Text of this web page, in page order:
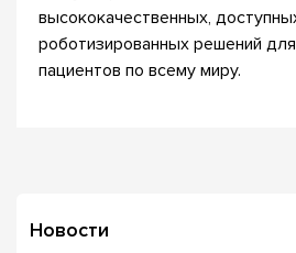
высококачественных,
роботизированных решений
пациентов по всему миру.
Новости